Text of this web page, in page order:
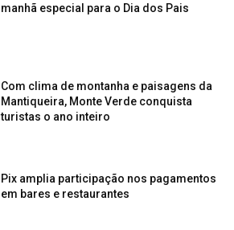
manhã especial para o Dia dos Pais
Com clima de montanha e paisagens da
Mantiqueira, Monte Verde conquista
turistas o ano inteiro
Pix amplia participação nos pagamentos
em bares e restaurantes